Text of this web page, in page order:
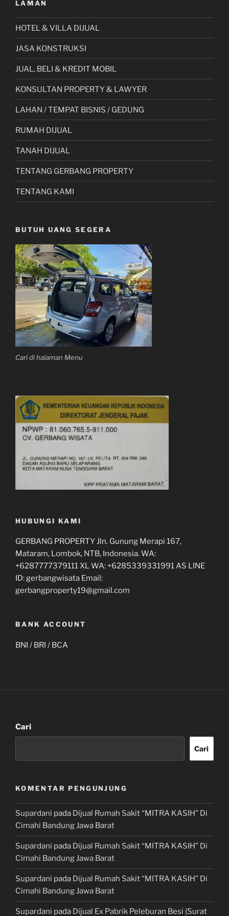
LAMAN
HOTEL & VILLA DIJUAL
JASA KONSTRUKSI
JUAL, BELI & KREDIT MOBIL
KONSULTAN PROPERTY & LAWYER
LAHAN / TEMPAT BISNIS / GEDUNG
RUMAH DIJUAL
TANAH DIJUAL
TENTANG GERBANG PROPERTY
TENTANG KAMI
BUTUH UANG SEGERA
Cari di halaman Menu
HUBUNGI KAMI
GERBANG PROPERTY Jln. Gunung Merapi 167,
Mataram, Lombok, NTB, Indonesia. WA:
+6287777379111 XL WA: +6285339331991 AS LINE
ID: gerbangwisata Email:
gerbangproperty19@gmail.com
BANK ACCOUNT
BNI / BRI / BCA
Cari
Cari
KOMENTAR PENGUNJUNG
Supardani pada Dijual Rumah Sakit “MITRA KASIH” Di
Cimahi Bandung Jawa Barat
Supardani pada Dijual Rumah Sakit “MITRA KASIH” Di
Cimahi Bandung Jawa Barat
Supardani pada Dijual Rumah Sakit “MITRA KASIH” Di
Cimahi Bandung Jawa Barat
Supardani pada Dijual Ex Pabrik Peleburan Besi (Surat